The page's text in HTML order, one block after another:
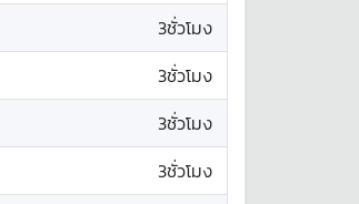
3ชั่วโมง
3ชั่วโมง
3ชั่วโมง
3ชั่วโมง